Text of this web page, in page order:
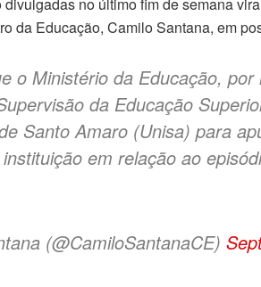
da Educação, Camilo Santana, em
o Ministério da Educação,
da Educação
Santo Amaro (Unisa) para
em relação ao
(@CamiloSantanaCE)